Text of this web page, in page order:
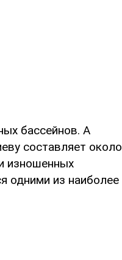
бассейнов. А
составляет около
изношенных
одними из наиболее